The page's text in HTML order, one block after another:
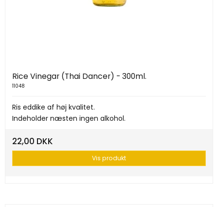
Rice Vinegar (Thai Dancer) - 300ml.
11048
Ris eddike af høj kvalitet.
Indeholder næsten ingen alkohol.
22,00 DKK
Vis produkt